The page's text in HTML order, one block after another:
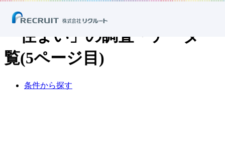
「住まい」の調査・データ一
覧(5ページ目)
条件から探す